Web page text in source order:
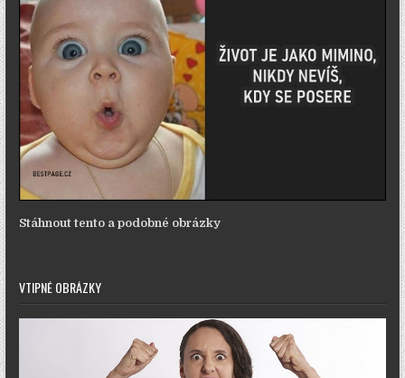
Stáhnout tento a podobné obrázky
VTIPNÉ OBRÁZKY